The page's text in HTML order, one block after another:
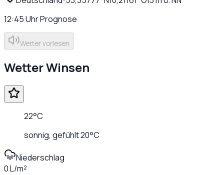
12:45UhrPrognose
Wetter vorlesen
WetterWinsen
22°C
sonnig, gefühlt20°C
Niederschlag
0 L/m²